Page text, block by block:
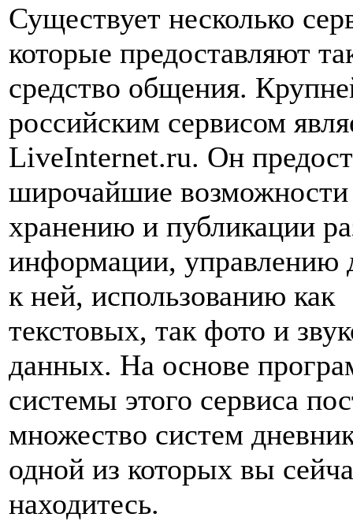
Существует несколько
которые предоставляют
средство общения.
российским сервисом
LiveInternet.ru. Он
широчайшие
хранению и публикации
информации, управлению
к ней, использованию как
текстовых, так фото и
данных. На основе
системы этого сервиса
множество систем
одной из которых вы
находитесь.